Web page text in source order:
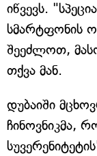
იწვევს.
სმარტფონის
შეეძლოთ,
თქვა მან.
დუბაიში
ჩინოვნიკმა,